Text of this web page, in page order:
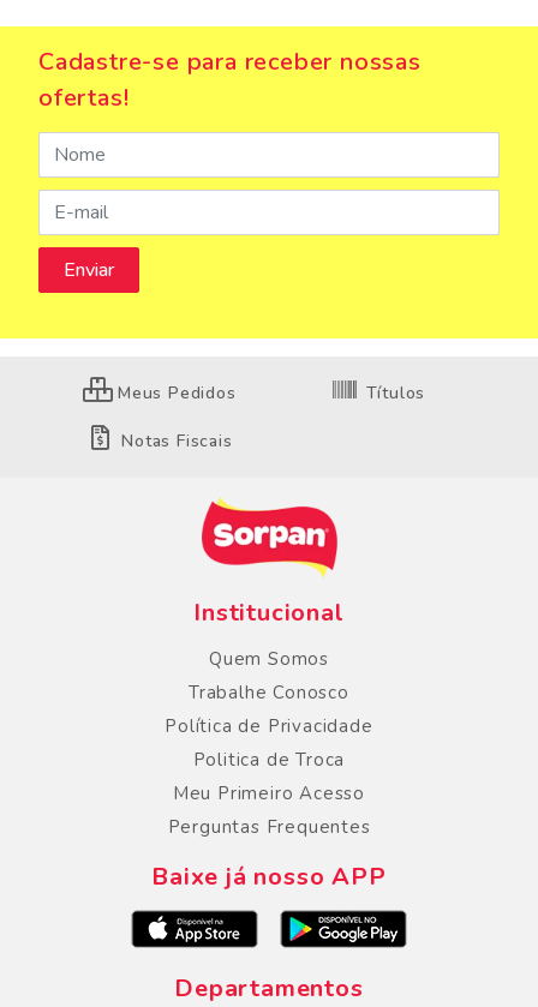
Cadastre-se para receber nossas
ofertas!
Meus Pedidos Títulos
Notas Fiscais
Institucional
Quem Somos
Trabalhe Conosco
Política de Privacidade
Politica de Troca
Meu Primeiro Acesso
Perguntas Frequentes
Baixe já nosso APP
Departamentos